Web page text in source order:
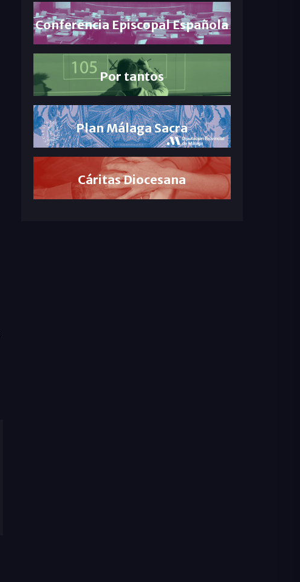
Conferencia Episcopal Española
Por tantos
Plan Málaga Sacra
Cáritas Diocesana